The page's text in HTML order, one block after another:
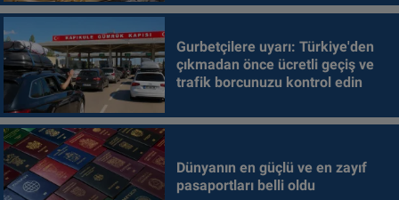
Gurbetçilere uyarı: Türkiye'den
çıkmadan önce ücretli geçiş ve
trafik borcunuzu kontrol edin
Dünyanın en güçlü ve en zayıf
pasaportları belli oldu